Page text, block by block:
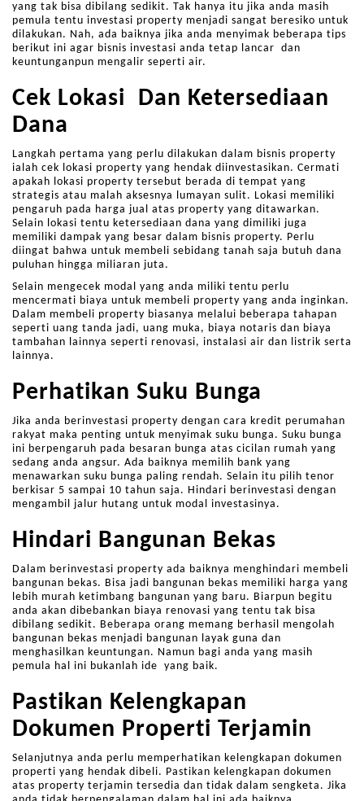
yang tak bisa dibilang sedikit. Tak hanya itu jika anda masih
pemula tentu investasi property menjadi sangat beresiko untuk
dilakukan. Nah, ada baiknya jika anda menyimak beberapa tips
berikut ini agar bisnis investasi anda tetap lancar dan
keuntunganpun mengalir seperti air.
Cek Lokasi Dan Ketersediaan
Dana
Langkah pertama yang perlu dilakukan dalam bisnis property
ialah cek lokasi property yang hendak diinvestasikan. Cermati
apakah lokasi property tersebut berada di tempat yang
strategis atau malah aksesnya lumayan sulit. Lokasi memiliki
pengaruh pada harga jual atas property yang ditawarkan.
Selain lokasi tentu ketersediaan dana yang dimiliki juga
memiliki dampak yang besar dalam bisnis property. Perlu
diingat bahwa untuk membeli sebidang tanah saja butuh dana
puluhan hingga miliaran juta.
Selain mengecek modal yang anda miliki tentu perlu
mencermati biaya untuk membeli property yang anda inginkan.
Dalam membeli property biasanya melalui beberapa tahapan
seperti uang tanda jadi, uang muka, biaya notaris dan biaya
tambahan lainnya seperti renovasi, instalasi air dan listrik serta
lainnya.
Perhatikan Suku Bunga
Jika anda berinvestasi property dengan cara kredit perumahan
rakyat maka penting untuk menyimak suku bunga. Suku bunga
ini berpengaruh pada besaran bunga atas cicilan rumah yang
sedang anda angsur. Ada baiknya memilih bank yang
menawarkan suku bunga paling rendah. Selain itu pilih tenor
berkisar 5 sampai 10 tahun saja. Hindari berinvestasi dengan
mengambil jalur hutang untuk modal investasinya.
Hindari Bangunan Bekas
Dalam berinvestasi property ada baiknya menghindari membeli
bangunan bekas. Bisa jadi bangunan bekas memiliki harga yang
lebih murah ketimbang bangunan yang baru. Biarpun begitu
anda akan dibebankan biaya renovasi yang tentu tak bisa
dibilang sedikit. Beberapa orang memang berhasil mengolah
bangunan bekas menjadi bangunan layak guna dan
menghasilkan keuntungan. Namun bagi anda yang masih
pemula hal ini bukanlah ide yang baik.
Pastikan Kelengkapan
Dokumen Properti Terjamin
Selanjutnya anda perlu memperhatikan kelengkapan dokumen
properti yang hendak dibeli. Pastikan kelengkapan dokumen
atas property terjamin tersedia dan tidak dalam sengketa. Jika